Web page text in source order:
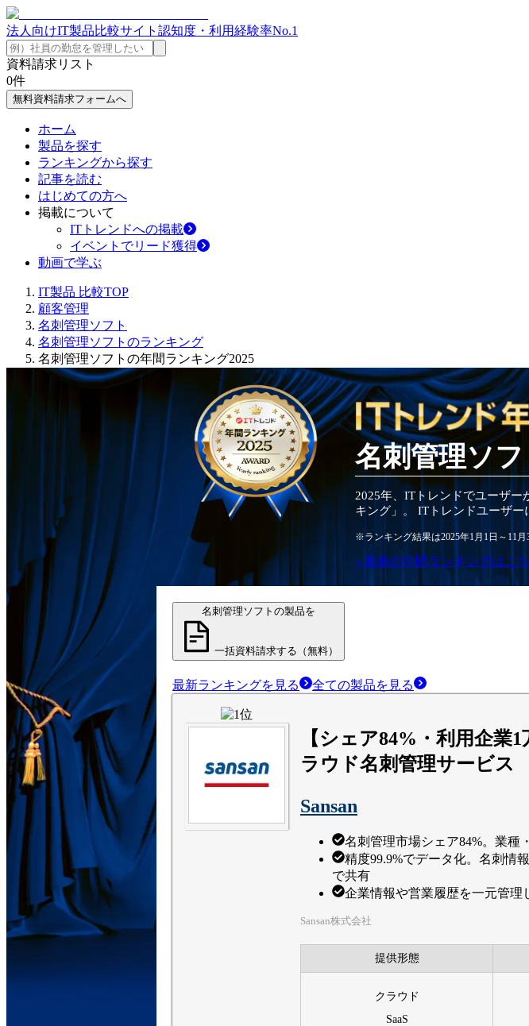
法人向けIT製品比較サイト 認知度・利用経験率No.1
資料請求リスト
0件
無料資料請求フォームへ
ホーム
製品を探す
ランキングから探す
記事を読む
はじめての方へ
掲載について
ITトレンドへの掲載
イベントでリード獲得
動画で学ぶ
IT製品 比較TOP
顧客管理
名刺管理ソフト
名刺管理ソフトのランキング
名刺管理ソフトの年間ランキング2025
名刺管理ソフ
2025年、ITトレンドでユーザー
キング」。 ITトレンドユーザ
※ランキング結果は2025年1月1日～ 11月
» 最新の年間ランキングはこ
名刺管理ソフトの製品を
一括資料請求する（無料）
最新ランキングを見る 全ての製品を見る
【シェア84%・利用企業
ラウド名刺管理サービス
Sansan
名刺管理市場シェア84%。業種
精度99.9%でデータ化。名刺情
で共有
企業情報や営業履歴を一元管理
Sansan株式会社
提供形態
クラウド
SaaS